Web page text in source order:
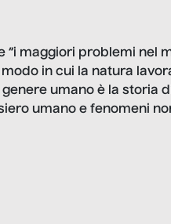
maggiori problemi nel
in cui la natura
genere umano è la storia
umano e fenomeni